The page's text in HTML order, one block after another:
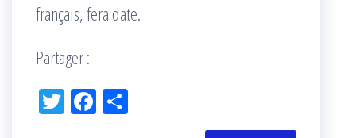
français, fera date.
Partager :
Tw Fac